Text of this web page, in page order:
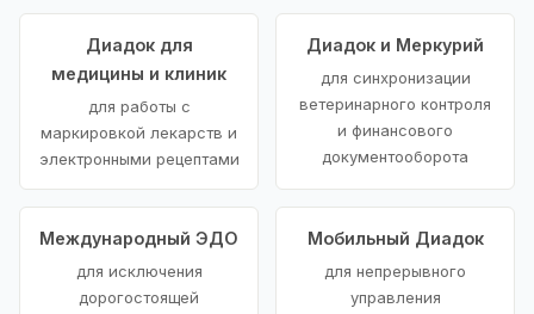
Диадок для
медицины и клиник
для работы с
маркировкой лекарств и
электронными рецептами
Диадок и Меркурий
для синхронизации
ветеринарного контроля
и финансового
документооборота
Международный ЭДО
для исключения
дорогостоящей
Мобильный Диадок
для непрерывного
управления